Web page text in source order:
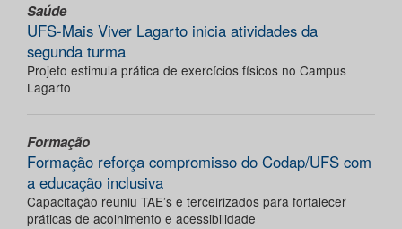
Saúde
UFS-Mais Viver Lagarto inicia atividades da
segunda turma
Projeto estimula prática de exercícios físicos no Campus
Lagarto
Formação
Formação reforça compromisso do Codap/UFS com
a educação inclusiva
Capacitação reuniu TAE’s e terceirizados para fortalecer
práticas de acolhimento e acessibilidade